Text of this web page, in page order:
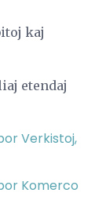
kaj
etendaj
Verkistoj,
Komerco